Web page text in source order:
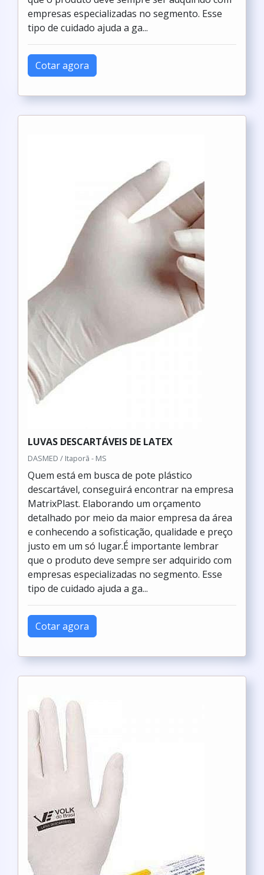
empresas especializadas no segmento. Esse
tipo de cuidado ajuda a ga...
Cotar agora
LUVAS DESCARTÁVEIS DE LATEX
DASMED / Itaporã - MS
Quem está em busca de pote plástico
descartável, conseguirá encontrar na empresa
MatrixPlast. Elaborando um orçamento
detalhado por meio da maior empresa da área
e conhecendo a sofisticação, qualidade e preço
justo em um só lugar.É importante lembrar
que o produto deve sempre ser adquirido com
empresas especializadas no segmento. Esse
tipo de cuidado ajuda a ga...
Cotar agora